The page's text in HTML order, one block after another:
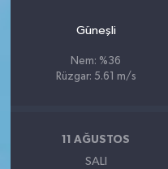
Güneşli
Nem: %36
Rüzgar: 5.61 m/s
11 AĞUSTOS
SALI